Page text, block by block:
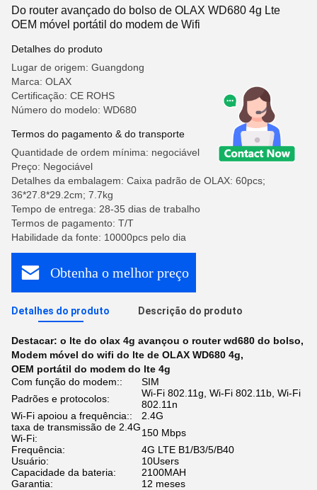
Do router avançado do bolso de OLAX WD680 4g Lte
OEM móvel portátil do modem de Wifi
Detalhes do produto
Lugar de origem: Guangdong
Marca: OLAX
Certificação: CE ROHS
Número do modelo: WD680
Termos do pagamento & do transporte
Quantidade de ordem mínima: negociável
Preço: Negociável
Detalhes da embalagem: Caixa padrão de OLAX: 60pcs;
36*27.8*29.2cm; 7.7kg
Tempo de entrega: 28-35 dias de trabalho
Termos de pagamento: T/T
Habilidade da fonte: 10000pcs pelo dia
Obtenha o melhor preço
Detalhes do produto Descrição do produto
Destacar: o lte do olax 4g avançou o router wd680 do bolso,
Modem móvel do wifi do lte de OLAX WD680 4g,
OEM portátil do modem do lte 4g
Com função do modem::
SIM
Padrões e protocolos:
Wi-Fi 802.11g, Wi-Fi 802.11b, Wi-Fi
802.11n
Wi-Fi apoiou a frequência::
2.4G
taxa de transmissão de 2.4G
Wi-Fi:
150 Mbps
Frequência:
4G LTE B1/B3/5/B40
Usuário:
10Users
Capacidade da bateria:
2100MAH
Garantia:
12 meses